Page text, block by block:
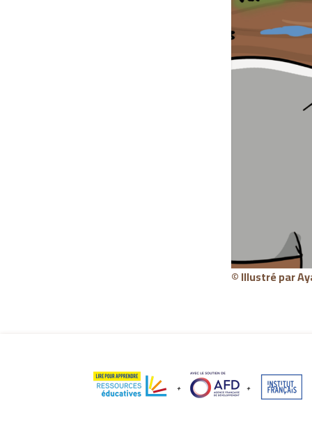
© Illustré par